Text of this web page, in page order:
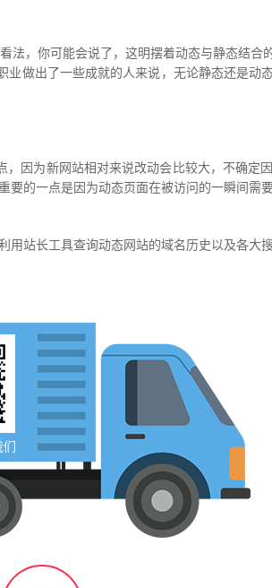
，你可能会说了，这明摆着动态与静态结合
做出了一些成就的人来说，无论静态还是动
因为新网站相对来说改动会比较大，不确定
的一点是因为动态页面在被访问的一瞬间需
站长工具查询动态网站的域名历史以及各大
们